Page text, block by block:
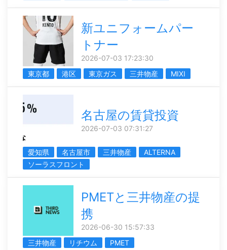
新ユニフォームパー
トナー
2026-07-03 17:23:30
東京都
港区 東京ガス 三井物産 MIXI
名古屋の賃貸投資
2026-07-03 07:31:27
愛知県 名古屋市 三井物産
ALTERNA
ソーラスフロント
PMETと三井物産の提
携
2026-06-30 15:57:33
三井物産
リチウム PMET